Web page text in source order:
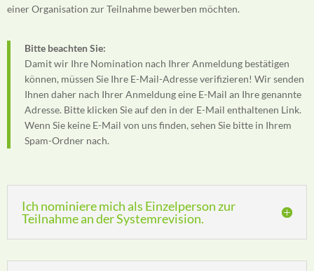
einer Organisation zur Teilnahme bewerben möchten.
Bitte beachten Sie:
Damit wir Ihre Nomination nach Ihrer Anmeldung bestätigen
können, müssen Sie Ihre E-Mail-Adresse verifizieren! Wir senden
Ihnen daher nach Ihrer Anmeldung eine E-Mail an Ihre genannte
Adresse. Bitte klicken Sie auf den in der E-Mail enthaltenen Link.
Wenn Sie keine E-Mail von uns finden, sehen Sie bitte in Ihrem
Spam-Ordner nach.
Ich nominiere mich als Einzelperson zur
Teilnahme an der Systemrevision.